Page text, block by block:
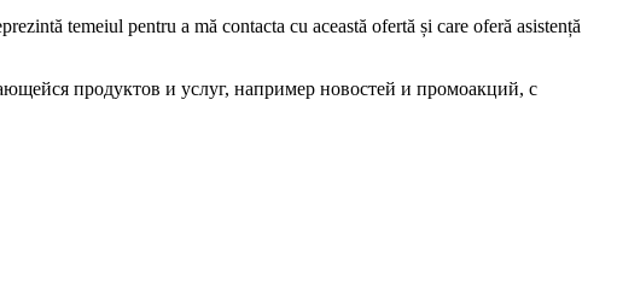
temeiul pentru a mă contacta cu această ofertă și care oferă asistență
продуктов и услуг, например новостей и промоакций, с